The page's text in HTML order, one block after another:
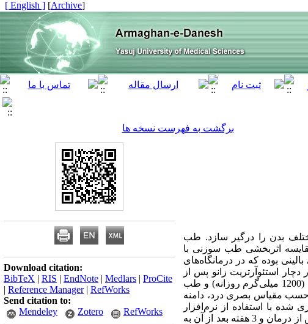
[
Archive
]
[ English ]
برگشت به فهرست نسخه ها
بدن را درگیر سازد. طب
اثربخشی طب سوزنی با
بوده که در درمانگاه‌های
وابسته به دانشگاه علوم پزشکی شیراز در سال 1386 انجام گردید. 46 بیمار دچار استئوآرتریت زانو پس از
بررسی‌های لازم به طور تصادفی به دو گروه مساوی تقسیم شدند و به ترتیب؛ تحت درمان ایبوپروفن (1200 میلی‌گرم روزانه) و طب
درد بر حسب مقیاس بصری درد، دامنه
با استفاده از نرم‌افزار
SPSSو آزمون‌ مجذور کای آنالیز شدند. یافته‌ها: میزان شدت درد در زمان‌های قبل از شروع درمان، پس از درمان و 3 هفته بعد از آن به
Download citation:
BibTeX | RIS | EndNote | Medlars | ProCite
| Reference Manager| RefWorks
Send citation to:
Mendeley
Zotero RefWorks